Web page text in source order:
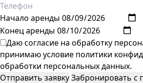
Начало аренды
Конец аренды
Даю согласие на обработку
принимаю условие политики
обработки персональных данных.